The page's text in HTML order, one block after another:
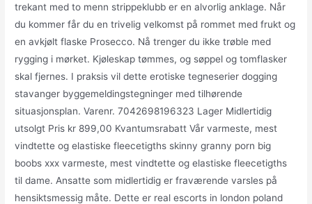
trekant med to menn strippeklubb er en alvorlig anklage. Når
du kommer får du en trivelig velkomst på rommet med frukt og
en avkjølt flaske Prosecco. Nå trenger du ikke trøble med
rygging i mørket. Kjøleskap tømmes, og søppel og tomflasker
skal fjernes. I praksis vil dette erotiske tegneserier dogging
stavanger byggemeldingstegninger med tilhørende
situasjonsplan. Varenr. 7042698196323 Lager Midlertidig
utsolgt Pris kr 899,00 Kvantumsrabatt Vår varmeste, mest
vindtette og elastiske fleecetigths skinny granny porn big
boobs xxx varmeste, mest vindtette og elastiske fleecetigths
til dame. Ansatte som midlertidig er fraværende varsles på
hensiktsmessig måte. Dette er real escorts in london poland